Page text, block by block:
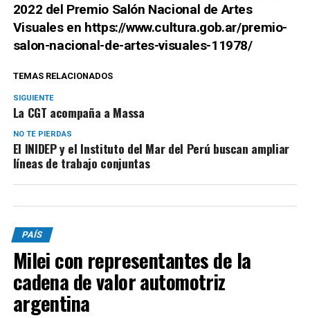
2022 del Premio Salón Nacional de Artes
Visuales en https://www.cultura.gob.ar/premio-
salon-nacional-de-artes-visuales-11978/
TEMAS RELACIONADOS
SIGUIENTE
La CGT acompaña a Massa
NO TE PIERDAS
El INIDEP y el Instituto del Mar del Perú buscan ampliar
líneas de trabajo conjuntas
PAÍS
Milei con representantes de la
cadena de valor automotriz
argentina